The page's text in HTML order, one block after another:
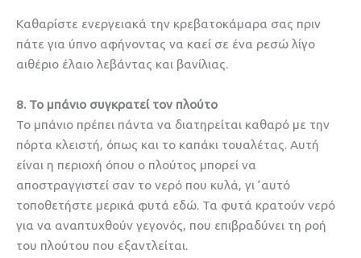
Καθαρίστε ενεργειακά την κρεβατοκάμαρα σας πριν
πάτε για ύπνο αφήνοντας να καεί σε ένα ρεσώ λίγο
αιθέριο έλαιο λεβάντας και βανίλιας.
8. Το μπάνιο συγκρατεί τον πλούτο
Το μπάνιο πρέπει πάντα να διατηρείται καθαρό με την
πόρτα κλειστή, όπως και το καπάκι τουαλέτας. Αυτή
είναι η περιοχή όπου ο πλούτος μπορεί να
αποστραγγιστεί σαν το νερό που κυλά, γι ‘αυτό
τοποθετήστε μερικά φυτά εδώ. Τα φυτά κρατούν νερό
για να αναπτυχθούν γεγονός, που επιβραδύνει τη ροή
του πλούτου που εξαντλείται.